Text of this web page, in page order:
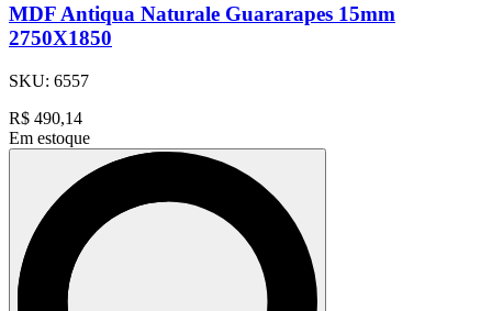
MDF Antiqua Naturale Guararapes 15mm
2750X1850
SKU: 6557
R$ 490,14
Em estoque